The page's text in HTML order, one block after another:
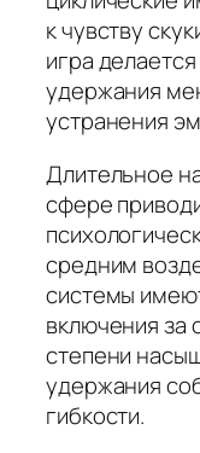
к чувству
игра
удержания
устранения
Длительное
сфере
средним
системы
включения за
степени
удержания
гибкости.